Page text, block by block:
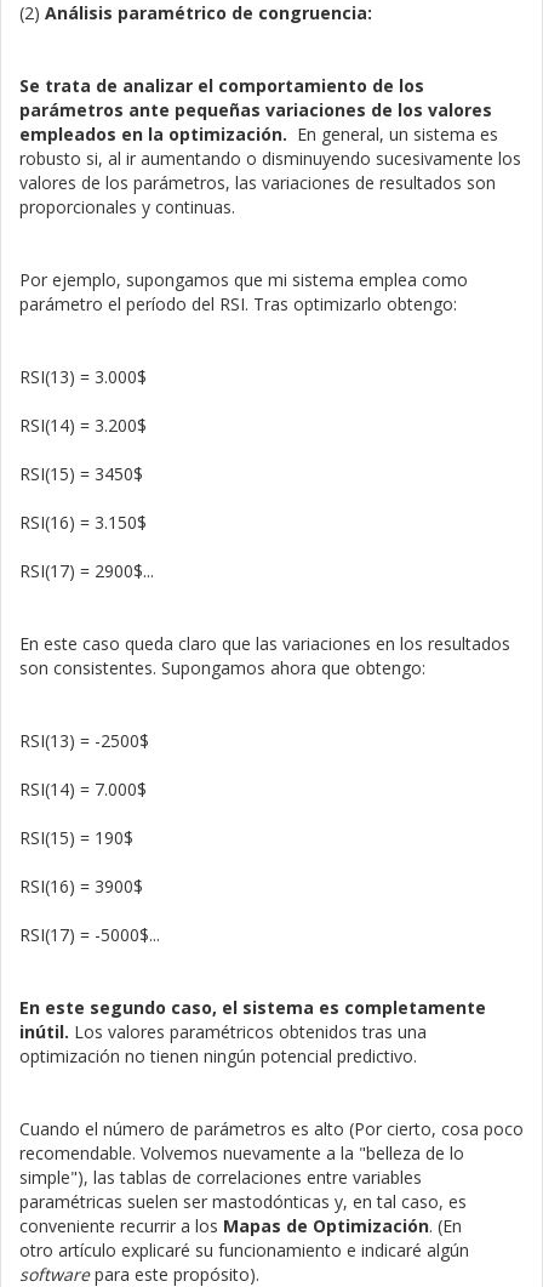
(2) Análisis paramétrico de congruencia:
Se trata de analizar el comportamiento de los
parámetros ante pequeñas variaciones de los valores
empleados en la optimización. En general, un sistema es
robusto si, al ir aumentando o disminuyendo sucesivamente los
valores de los parámetros, las variaciones de resultados son
proporcionales y continuas.
Por ejemplo, supongamos que mi sistema emplea como
parámetro el período del RSI. Tras optimizarlo obtengo:
RSI(13) = 3.000$
RSI(14) = 3.200$
RSI(15) = 3450$
RSI(16) = 3.150$
RSI(17) = 2900$...
En este caso queda claro que las variaciones en los resultados
son consistentes. Supongamos ahora que obtengo:
RSI(13) = -2500$
RSI(14) = 7.000$
RSI(15) = 190$
RSI(16) = 3900$
RSI(17) = -5000$...
En este segundo caso, el sistema es completamente
inútil. Los valores paramétricos obtenidos tras una
optimización no tienen ningún potencial predictivo.
Cuando el número de parámetros es alto (Por cierto, cosa poco
recomendable. Volvemos nuevamente a la "belleza de lo
simple"), las tablas de correlaciones entre variables
paramétricas suelen ser mastodónticas y, en tal caso, es
conveniente recurrir a los Mapas de Optimización. (En
otro artículo explicaré su funcionamiento e indicaré algún
softwarepara este propósito).